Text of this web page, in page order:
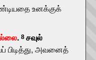
உனக்குக்
. 8 சவுல்
பிடித்து, அவனைத்